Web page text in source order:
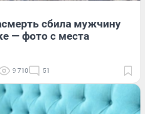
сбила мужчину
— фото с места
9 710 51